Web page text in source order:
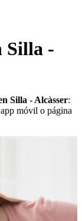
Silla -
Silla - Alcàsser:
móvil o página